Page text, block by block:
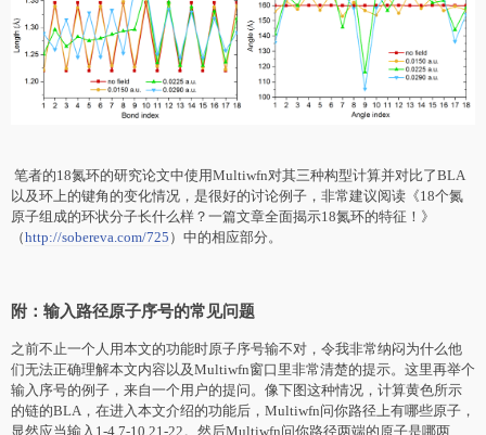
笔者的18氮环的研究论文中使用Multiwfn对其三种构型计算并对比了BLA
以及环上的键角的变化情况，是很好的讨论例子，非常建议阅读《18个氮
原子组成的环状分子长什么样？一篇文章全面揭示18氮环的特征！》
（http://sobereva.com/725 ）中的相应部分。
附：输入路径原子序号的常见问题
之前不止一个人用本文的功能时原子序号输不对，令我非常纳闷为什么他
们无法正确理解本文内容以及Multiwfn窗口里非常清楚的提示。这里再举个
输入序号的例子，来自一个用户的提问。像下图这种情况，计算黄色所示
的链的BLA，在进入本文介绍的功能后，Multiwfn问你路径上有哪些原子，
显然应当输入1-4,7-10,21-22。然后Multiwfn问你路径两端的原子是哪两